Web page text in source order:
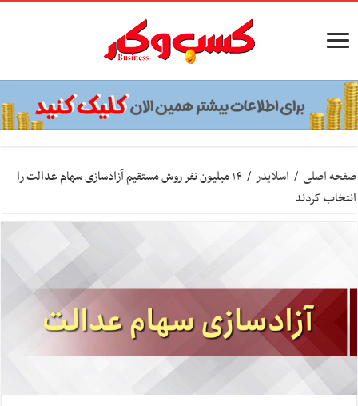
صفحه اصلی / اسلایدر /
۱۴ میلیون نفر روش مستقیم آزادسازی سهام عدالت را
انتخاب کردند